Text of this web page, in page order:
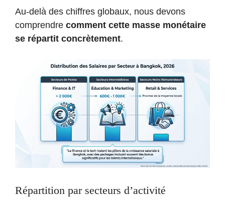
Au-delà des chiffres globaux, nous devons
comprendre comment cette masse monétaire
se répartit concrètement.
Répartition par secteurs d’activité